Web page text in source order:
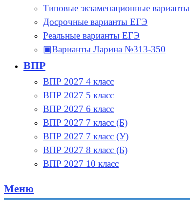
Типовые экзаменационные варианты
Досрочные варианты ЕГЭ
Реальные варианты ЕГЭ
▣Варианты Ларина №313-350
ВПР
ВПР 2027 4 класс
ВПР 2027 5 класс
ВПР 2027 6 класс
ВПР 2027 7 класс (Б)
ВПР 2027 7 класс (У)
ВПР 2027 8 класс (Б)
ВПР 2027 10 класс
Меню